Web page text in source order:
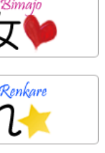
した。
した。
。
した。
。
した。